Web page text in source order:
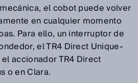
el cobot puede volver
en cualquier momento
Para ello, un interruptor de
el TR4 Direct Unique-
accionador TR4 Direct
o en Clara.